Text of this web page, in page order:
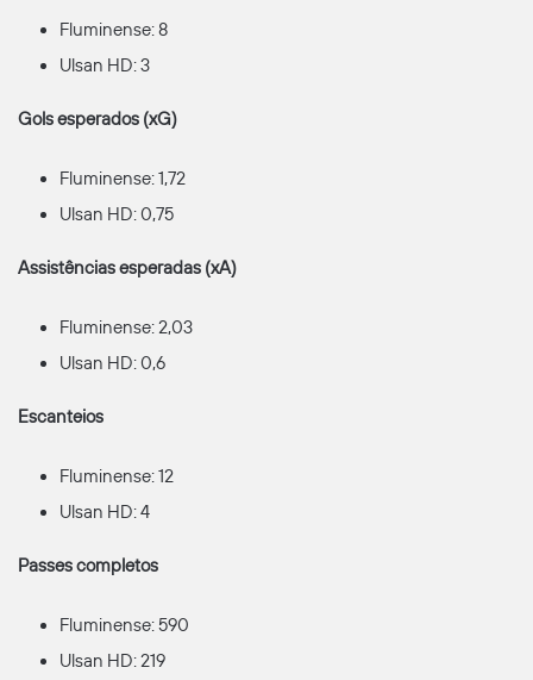
Fluminense: 8
Ulsan HD: 3
Gols esperados (xG)
Fluminense: 1,72
Ulsan HD: 0,75
Assistências esperadas (xA)
Fluminense: 2,03
Ulsan HD: 0,6
Escanteios
Fluminense: 12
Ulsan HD: 4
Passes completos
Fluminense: 590
Ulsan HD: 219